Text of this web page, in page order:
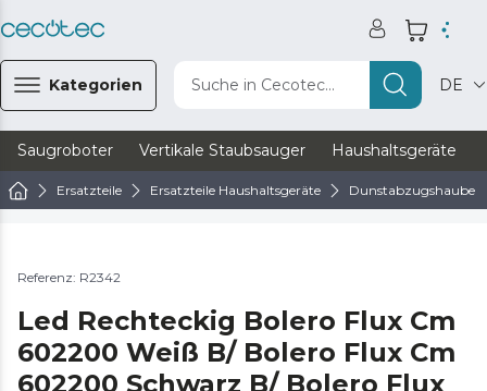
Kategorien Suche in Cecotec... DE
Saugroboter Vertikale Staubsauger Haushaltsgeräte
Ersatzteile Ersatzteile Haushaltsgeräte Dunstabzugshaube
Referenz: R2342
Led Rechteckig Bolero Flux Cm ​​​​
602200 Weiß B/ Bolero Flux Cm ​​​​
602200 Schwarz B/ Bolero Flux